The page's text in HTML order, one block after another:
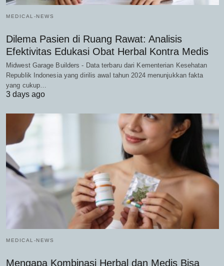
MEDICAL-NEWS
Dilema Pasien di Ruang Rawat: Analisis
Efektivitas Edukasi Obat Herbal Kontra Medis
Midwest Garage Builders - Data terbaru dari Kementerian Kesehatan
Republik Indonesia yang dirilis awal tahun 2024 menunjukkan fakta
yang cukup…
3 days ago
MEDICAL-NEWS
Mengapa Kombinasi Herbal dan Medis Bisa